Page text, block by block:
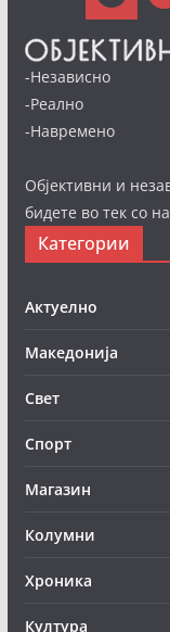
-Независно
-Реално
-Навремено
Објективни и
бидете во тек со
Категории
Актуелно
Македонија
Свет
Спорт
Магазин
Колумни
Хроника
Култура